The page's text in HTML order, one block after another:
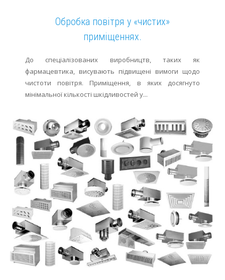
Обробка повітря у «чистих»
приміщеннях.
До спеціалізованих виробництв, таких як
фармацевтика, висувають підвищені вимоги щодо
чистоти повітря. Приміщення, в яких досягнуто
мінімальної кількості шкідливостей у...